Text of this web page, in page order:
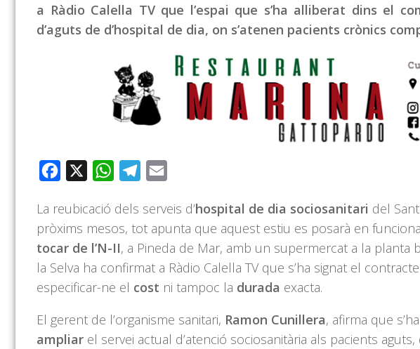
a Ràdio Calella TV que l’espai que s’ha alliberat dins el
d’aguts de d’hospital de dia, on s’atenen pacients crònics
Facebook WhatsAppTelegram
La reubicació dels serveis d’hospital de dia sociosanitari del
pròxims mesos, tot apunta que aquest estiu es posarà en
tocar de l’N-II, a Pineda de Mar, amb un supermercat a la planta
la Selva ha confirmat a Ràdio Calella TV que s’ha signat el
especificar-ne el cost ni tampoc la durada exacta.
El gerent de l’organisme sanitari, Ramon Cunillera, afirma que
ampliar el servei actual d’atenció sociosanitària als pacients